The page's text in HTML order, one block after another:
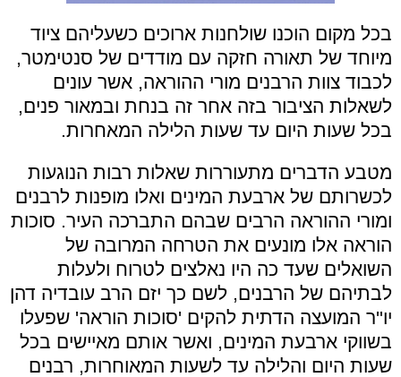
בכל מקום הוכנו שולחנות ארוכים כשעליהם ציוד
מיוחד של תאורה חזקה עם מודדים של סנטימטר,
לכבוד צוות הרבנים מורי ההוראה, אשר עונים
לשאלות הציבור בזה אחר זה בנחת ובמאור פנים,
בכל שעות היום עד שעות הלילה המאחרות.
מטבע הדברים מתעוררות שאלות רבות הנוגעות
לכשרותם של ארבעת המינים ואלו מופנות לרבנים
ומורי ההוראה הרבים שבהם התברכה העיר. סוכות
הוראה אלו מונעים את הטרחה המרובה של
השואלים שעד כה היו נאלצים לטרוח ולעלות
לבתיהם של הרבנים, לשם כך יזם הרב עובדיה דהן
יו''ר המועצה הדתית להקים 'סוכות הוראה' שפעלו
בשווקי ארבעת המינים, ואשר אותם מאיישים בכל
שעות היום והלילה עד לשעות המאוחרות, רבנים